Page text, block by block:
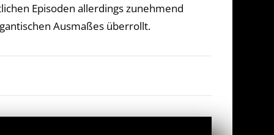
Episoden allerdings zunehmend
Ausmaßes überrollt.